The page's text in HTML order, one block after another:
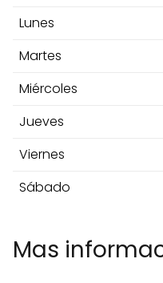
Lunes
Martes
Miércoles
Jueves
Viernes
Sábado
Mas